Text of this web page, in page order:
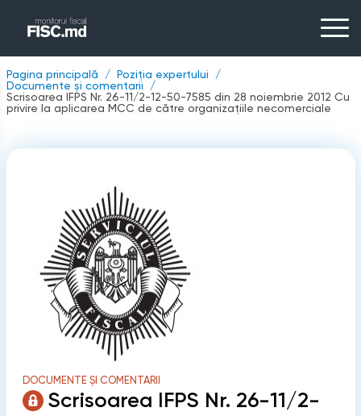
Pagina principală
Poziția expertului
Documente și comentarii
Scrisoarea IFPS Nr. 26-11/2-12-50-7585 din 28 noiembrie 2012 Cu
privire la aplicarea MCC de către organizaţiile necomerciale
DOCUMENTE ȘI COMENTARII
Scrisoarea IFPS Nr. 26-11/2-